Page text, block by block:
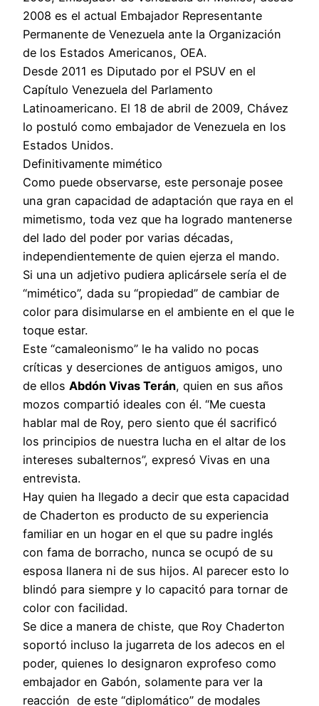
2008 es el actual Embajador Representante
Permanente de Venezuela ante la Organización
de los Estados Americanos, OEA.
Desde 2011 es Diputado por el PSUV en el
Capítulo Venezuela del Parlamento
Latinoamericano. El 18 de abril de 2009, Chávez
lo postuló como embajador de Venezuela en los
Estados Unidos.
Definitivamente mimético
Como puede observarse, este personaje posee
una gran capacidad de adaptación que raya en el
mimetismo, toda vez que ha logrado mantenerse
del lado del poder por varias décadas,
independientemente de quien ejerza el mando.
Si una un adjetivo pudiera aplicársele sería el de
“mimético”, dada su “propiedad” de cambiar de
color para disimularse en el ambiente en el que le
toque estar.
Este “camaleonismo” le ha valido no pocas
críticas y deserciones de antiguos amigos, uno
de ellos Abdón Vivas Terán, quien en sus años
mozos compartió ideales con él. “Me cuesta
hablar mal de Roy, pero siento que él sacrificó
los principios de nuestra lucha en el altar de los
intereses subalternos”, expresó Vivas en una
entrevista.
Hay quien ha llegado a decir que esta capacidad
de Chaderton es producto de su experiencia
familiar en un hogar en el que su padre inglés
con fama de borracho, nunca se ocupó de su
esposa llanera ni de sus hijos. Al parecer esto lo
blindó para siempre y lo capacitó para tornar de
color con facilidad.
Se dice a manera de chiste, que Roy Chaderton
soportó incluso la jugarreta de los adecos en el
poder, quienes lo designaron exprofeso como
embajador en Gabón, solamente para ver la
reacción de este “diplomático” de modales